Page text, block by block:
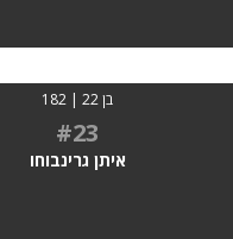
בן 22 | 182
#23
איתן גרינבוחו